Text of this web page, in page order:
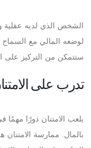
الشخص الذي لديه عقلية
لوضعه المالي مع السماح
ستتمكن من التركيز على
تدرب على
يلعب الامتنان دورًا مهمًا
بالمال. ممارسة